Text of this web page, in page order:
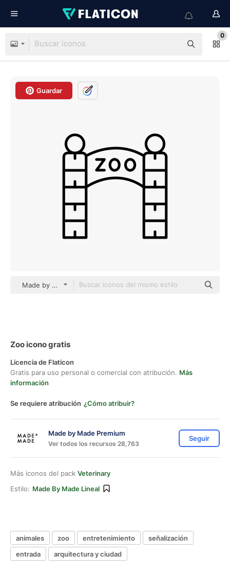
0
Guardar
Made by Made Lineal
Zoo icono gratis
Licencia de Flaticon
Gratis para uso personal o comercial con atribución. Más
información
Se requiere atribución ¿Cómo atribuir?
Made by Made Premium
Ver todos los recursos 28,763
Seguir
Más iconos del pack Veterinary
Estilo: Made By Made Lineal
animales zoo entretenimiento
señalización
entrada
arquitectura y ciudad